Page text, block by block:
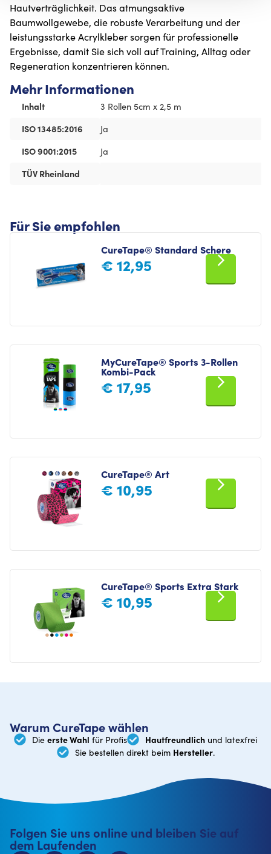
Hautverträglichkeit. Das atmungsaktive
Baumwollgewebe, die robuste Verarbeitung und der
leistungsstarke Acrylkleber sorgen für professionelle
Ergebnisse, damit Sie sich voll auf Training, Alltag oder
Regeneration konzentrieren können.
Mehr Informationen
Inhalt
3 Rollen 5cm x 2,5 m
ISO 13485:2016
Ja
ISO 9001:2015
Ja
TÜV Rheinland
Für Sie empfohlen
CureTape® Standard Schere
€ 12,95
MyCureTape® Sports 3-Rollen
Kombi-Pack
€ 17,95
CureTape® Art
€ 10,95
CureTape® Sports Extra Stark
€ 10,95
Warum CureTape wählen
Die erste Wahl für Profis Hautfreundlich und latexfrei
Sie bestellen direkt beim Hersteller.
Folgen Sie uns online und bleiben Sie auf
dem Laufenden